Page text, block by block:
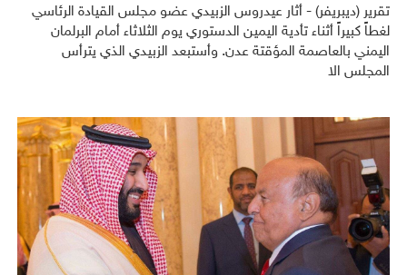
تقرير (ديبريفر) - أثار عيدروس الزبيدي عضو مجلس القيادة الرئاسي
لغطاً كبيراً أثناء تأدية اليمين الدستوري يوم الثلاثاء أمام البرلمان
اليمني بالعاصمة المؤقتة عدن. وأستبعد الزبيدي الذي يترأس
المجلس الا